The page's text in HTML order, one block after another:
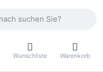
Wunschliste Warenkorb